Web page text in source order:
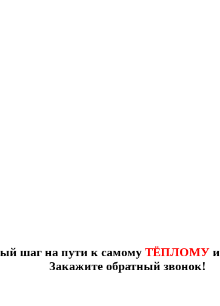
шаг на пути к самому ТЁПЛОМУи
Закажите обратный звонок!